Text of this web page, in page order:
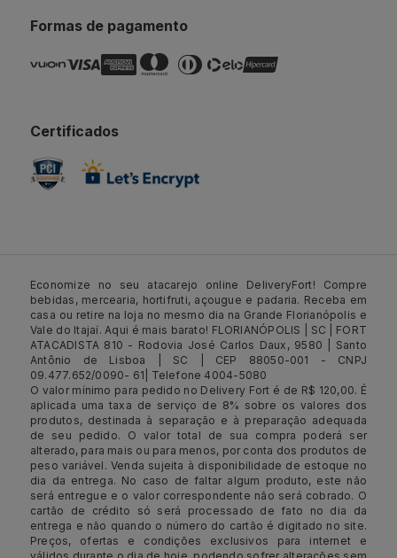
Formas de pagamento
Certificados
Economize no seu atacarejo online DeliveryFort! Compre
bebidas, mercearia, hortifruti, açougue e padaria. Receba em
casa ou retire na loja no mesmo dia na Grande Florianópolis e
Vale do Itajaí. Aqui é mais barato! FLORIANÓPOLIS | SC | FORT
ATACADISTA 810 - Rodovia José Carlos Daux, 9580 | Santo
Antônio de Lisboa | SC | CEP 88050-001 - CNPJ
09.477.652/0090- 61| Telefone 4004-5080
O valor mínimo para pedido no Delivery Fort é de R$ 120,00. É
aplicada uma taxa de serviço de 8% sobre os valores dos
produtos, destinada à separação e à preparação adequada
de seu pedido. O valor total de sua compra poderá ser
alterado, para mais ou para menos, por conta dos produtos de
peso variável. Venda sujeita à disponibilidade de estoque no
dia da entrega. No caso de faltar algum produto, este não
será entregue e o valor correspondente não será cobrado. O
cartão de crédito só será processado de fato no dia da
entrega e não quando o número do cartão é digitado no site.
Preços, ofertas e condições exclusivos para internet e